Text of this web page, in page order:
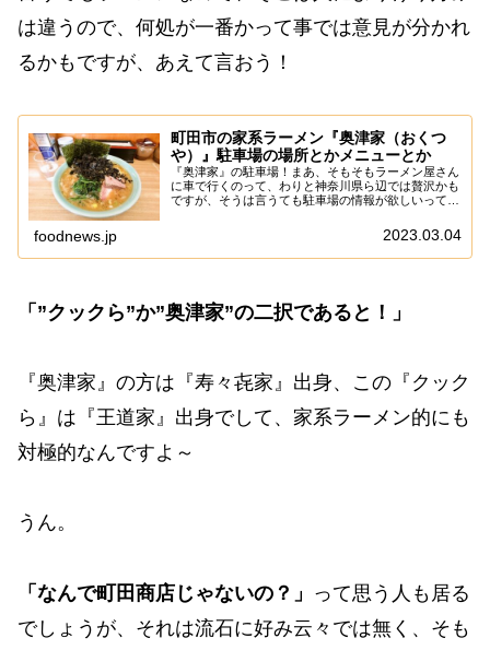
は違うので、何処が一番かって事では意見が分かれ
るかもですが、あえて言おう！
町田市の家系ラーメン『奥津家（おくつ
や）』駐車場の場所とかメニューとか
『奥津家』の駐車場！まあ、そもそもラーメン屋さん
に車で行くのって、わりと神奈川県ら辺では贅沢かも
ですが、そうは言うても駐車場の情報が欲しいって人
（2023年5月から場所が変わったので、コチラの駐...
foodnews.jp 2023.03.04
「”クックら”か”奥津家”の二択であると！」
『奥津家』の方は『寿々㐂家』出身、この『クック
ら』は『王道家』出身でして、家系ラーメン的にも
対極的なんですよ～
うん。
「なんで町田商店じゃないの？」 って思う人も居る
でしょうが、それは流石に好み云々では無く、そも